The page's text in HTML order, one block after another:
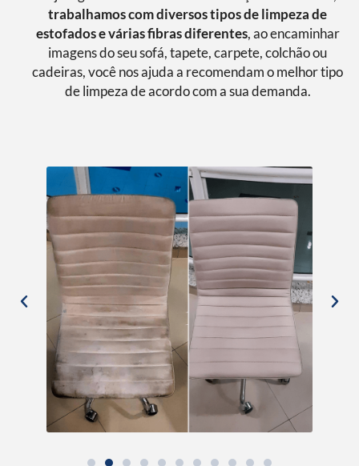
trabalhamos com diversos tipos de limpeza de
estofados e várias fibras diferentes, ao encaminhar
imagens do seu sofá, tapete, carpete, colchão ou
cadeiras, você nos ajuda a recomendam o melhor tipo
de limpeza de acordo com a sua demanda.